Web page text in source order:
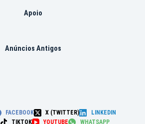
Apoio
Anúncios Antigos
FACEBOOK X (TWITTER)
LINKEDIN
TIKTOK YOUTUBE WHATSAPP